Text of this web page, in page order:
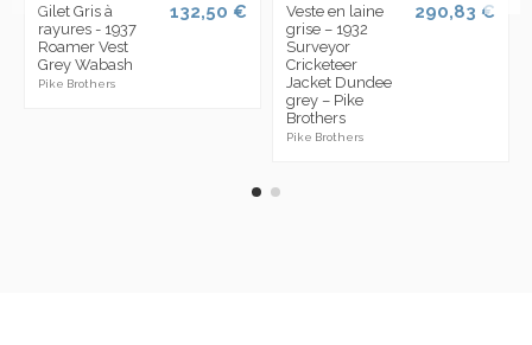
Gilet Gris à
rayures - 1937
Roamer Vest
Grey Wabash
Pike Brothers
132,50 €
Veste en laine
grise – 1932
Surveyor
Cricketeer
Jacket Dundee
grey – Pike
Brothers
Pike Brothers
290,83 €